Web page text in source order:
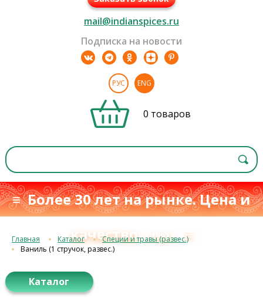
mail@indianspices.ru
Подписка на новости
РУС ENG
0 товаров
≡ Более 30 лет на рынке. Цена и
качествос 1993 г.≡
Главная Каталог
Специи и травы (развес.)
Ваниль (1 стручок, развес.)
Каталог